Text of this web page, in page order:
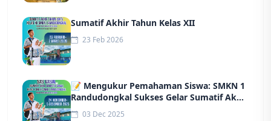
Sumatif Akhir Tahun Kelas XII
23 Feb 2026
📝 Mengukur Pemahaman Siswa: SMKN 1
Randudongkal Sukses Gelar Sumatif Akhir
Semester (SAS)
03 Dec 2025